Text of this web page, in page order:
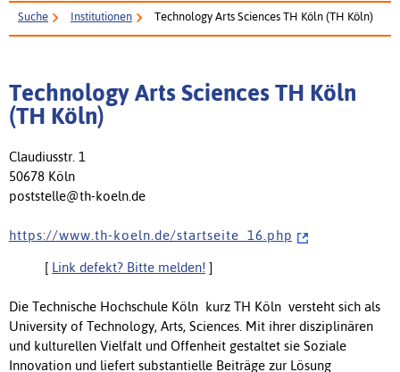
Suche Institutionen Technology Arts Sciences TH Köln (TH Köln)
Technology Arts Sciences TH Köln
(TH Köln)
Claudiusstr. 1
50678 Köln
poststelle@th-koeln.de
h t t p s : / / w w w . t h - k o e l n . d e / s t a r t s e i t e _ 1 6 . p h p
[ Link defekt? Bitte melden! ]
Die Technische Hochschule Köln  kurz TH Köln  versteht sich als
University of Technology, Arts, Sciences. Mit ihrer disziplinären
und kulturellen Vielfalt und Offenheit gestaltet sie Soziale
Innovation und liefert substantielle Beiträge zur Lösung